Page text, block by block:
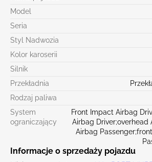
Model
Seria
Styl Nadwozia
Kolor karoserii
Silnik
Przekładnia
Rodzaj paliwa
System
ograniczający
Front Impact Airbag
Airbag
Airbag
Informacje o sprzedaży pojazdu